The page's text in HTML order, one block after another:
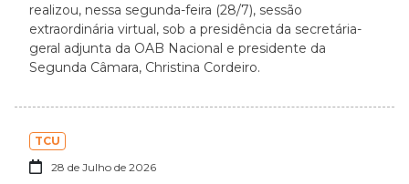
realizou, nessa segunda-feira (28/7), sessão
extraordinária virtual, sob a presidência da secretária-
geral adjunta da OAB Nacional e presidente da
Segunda Câmara, Christina Cordeiro.
TCU
28 de Julho de 2026